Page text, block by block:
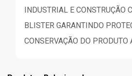
INDUSTRIAL E CONSTRUÇÃO
BLISTER GARANTINDO
CONSERVAÇÃO DO PRODUTO